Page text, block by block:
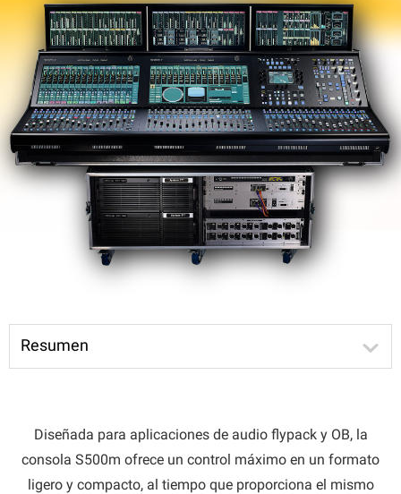
Resumen
Diseñada para aplicaciones de audio flypack y OB, la
consola S500m ofrece un control máximo en un formato
ligero y compacto, al tiempo que proporciona el mismo